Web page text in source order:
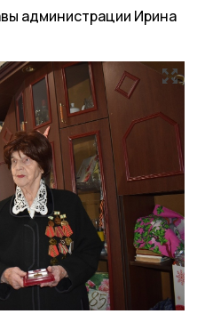
администрации Ирина